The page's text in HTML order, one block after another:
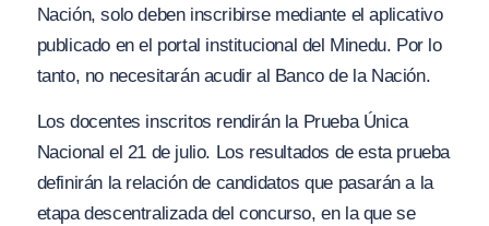
Nación, solo deben inscribirse mediante el aplicativo
publicado en el portal institucional del Minedu. Por lo
tanto, no necesitarán acudir al Banco de la Nación.
Los docentes inscritos rendirán la Prueba Única
Nacional el 21 de julio. Los resultados de esta prueba
definirán la relación de candidatos que pasarán a la
etapa descentralizada del concurso, en la que se